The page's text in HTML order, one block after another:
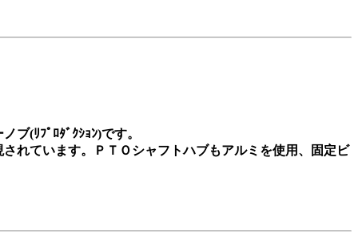
ブ(ﾘﾌﾟﾛﾀﾞｸｼｮﾝ)です。
れています。ＰＴＯシャフトハブもアルミを使用、固定ビ